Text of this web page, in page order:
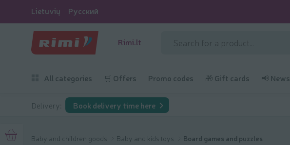
Lietuvių Русский
Rimi.lt
All categories 🛒 Offers Promo codes 🎁 Gift cards 📢 News
Delivery: Book delivery time here
Baby and children goods Baby and kids toys Board games and puzzles